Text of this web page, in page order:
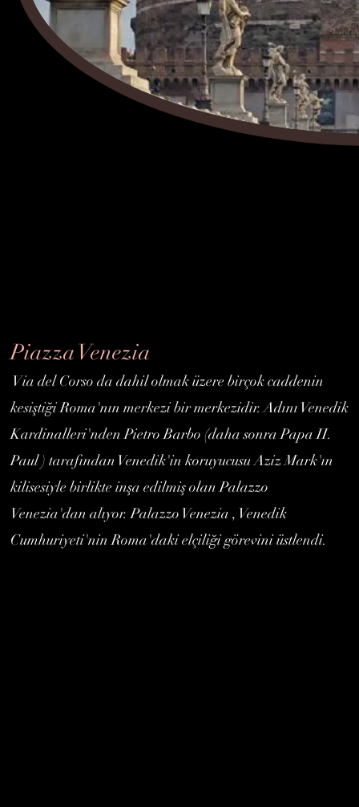
Piazza Venezia
Via del Corso da dahil olmak üzere birçok caddenin
kesiştiğiRoma'nın merkezi bir merkezidir. Adını Venedik
Kardinalleri'nden PietroBarbo (daha sonraPapa II.
Paul) tarafından Venedik'in koruyucusu AzizMark'ın
kilisesiyle birlikte inşa edilmiş olanPalazzo
Venezia'dan alıyor. Palazzo Venezia , Venedik
Cumhuriyeti'ninRoma'daki elçiliği görevini üstlendi.